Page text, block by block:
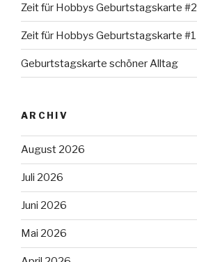
Zeit für Hobbys Geburtstagskarte #2
Zeit für Hobbys Geburtstagskarte #1
Geburtstagskarte schöner Alltag
ARCHIV
August 2026
Juli 2026
Juni 2026
Mai 2026